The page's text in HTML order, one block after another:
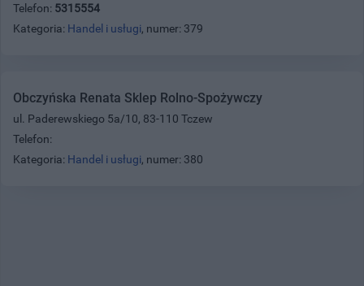
Telefon: 5315554
Kategoria: Handel i usługi, numer: 379
Obczyńska Renata Sklep Rolno-Spożywczy
ul. Paderewskiego 5a/10, 83-110 Tczew
Telefon:
Kategoria: Handel i usługi, numer: 380